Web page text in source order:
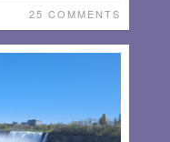
25 COMMENTS